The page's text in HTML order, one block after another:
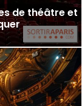
de théâtre et